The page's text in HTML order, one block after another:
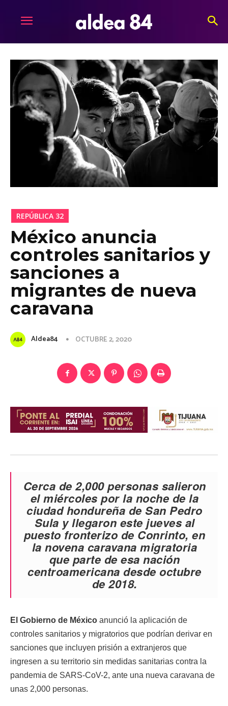
REPÚBLICA 32
México anuncia
controles sanitarios y
sanciones a
migrantes de nueva
caravana
Aldea84 OCTUBRE 2, 2020
Cerca de 2,000 personas salieron
el miércoles por la noche de la
ciudad hondureña de San Pedro
Sula y llegaron este jueves al
puesto fronterizo de Conrinto, en
la novena caravana migratoria
que parte de esa nación
centroamericana desde octubre
de 2018.
El Gobierno de México anunció la aplicación de
controles sanitarios y migratorios que podrían derivar en
sanciones que incluyen prisión a extranjeros que
ingresen a su territorio sin medidas sanitarias contra la
pandemia de SARS-CoV-2, ante una nueva caravana de
unas 2,000 personas.